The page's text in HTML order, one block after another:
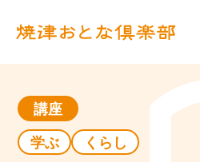
講座
学ぶ
くらし